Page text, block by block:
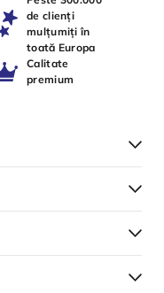
de clienți
mulțumiți în
toată Europa
Calitate
premium